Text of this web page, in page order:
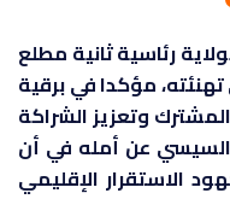
رئاسية ثانية مطلع
تهنئته، مؤكدا في برقية
وتعزيز الشراكة
السيسي عن أمله في أن
الاستقرار الإقليمي